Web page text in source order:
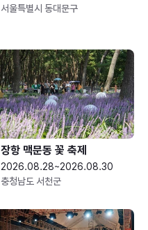
서울특별시 동대문구
장항 맥문동 꽃 축제
2026.08.28~2026.08.30
충청남도 서천군